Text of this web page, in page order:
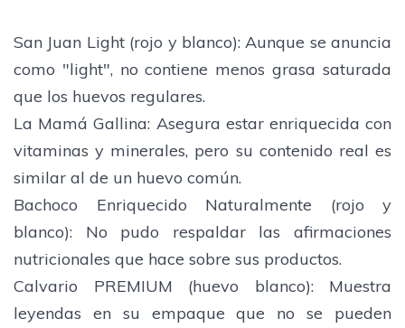
San Juan Light (rojo y blanco): Aunque se anuncia
como "light", no contiene menos grasa saturada
que los huevos regulares.
La Mamá Gallina: Asegura estar enriquecida con
vitaminas y minerales, pero su contenido real es
similar al de un huevo común.
Bachoco Enriquecido Naturalmente (rojo y
blanco): No pudo respaldar las afirmaciones
nutricionales que hace sobre sus productos.
Calvario PREMIUM (huevo blanco): Muestra
leyendas en su empaque que no se pueden